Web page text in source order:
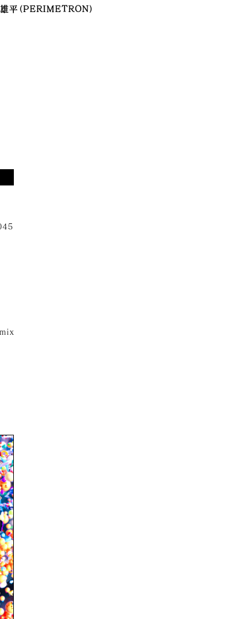
平（PERIMETRON）